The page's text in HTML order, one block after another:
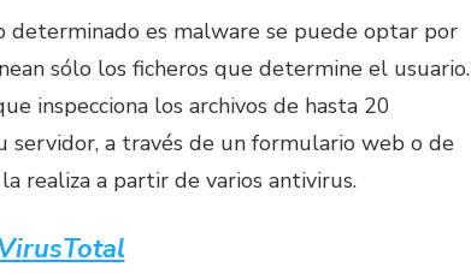
determinado es malware se puede optar por
sólo los ficheros que determine el usuario.
inspecciona los archivos de hasta 20
servidor, a través de un formulario web o de
realiza a partir de varios antivirus.